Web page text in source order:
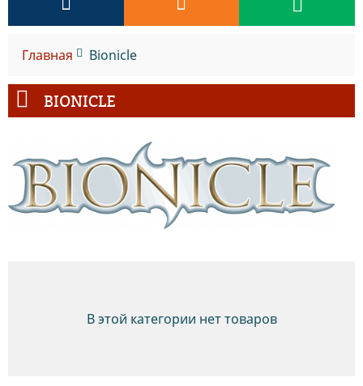
Главная Bionicle
BIONICLE
В этой категории нет товаров